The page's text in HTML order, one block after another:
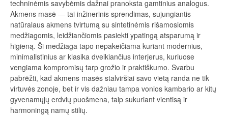
techninėmis savybėmis dažnai pranoksta gamtinius analogus.
Akmens masė — tai inžinerinis sprendimas, sujungiantis
natūralaus akmens tvirtumą su sintetinėmis rišamosiomis
medžiagomis, leidžiančiomis pasiekti ypatingą atsparumą ir
higieną. Ši medžiaga tapo nepakeičiama kuriant modernius,
minimalistinius ar klasika dvelkiančius interjerus, kuriuose
vengiama kompromisų tarp grožio ir praktiškumo. Svarbu
pabrėžti, kad akmens masės stalviršiai savo vietą randa ne tik
virtuvės zonoje, bet ir vis dažniau tampa vonios kambario ar kitų
gyvenamųjų erdvių puošmena, taip sukuriant vientisą ir
harmoningą namų stilių.